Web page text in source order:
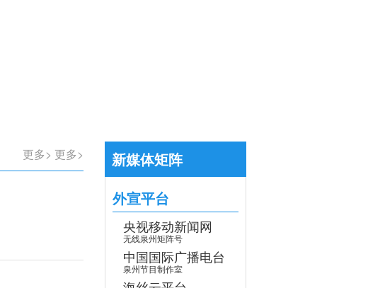
更多> 更多>
新媒体矩阵
外宣平台
央视移动新闻网
无线泉州矩阵号
中国国际广播电台
泉州节目制作室